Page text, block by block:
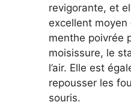
revigorante, et
excellent
menthe poivrée
moisissure, le
l’air. Elle est
repousser les
souris.